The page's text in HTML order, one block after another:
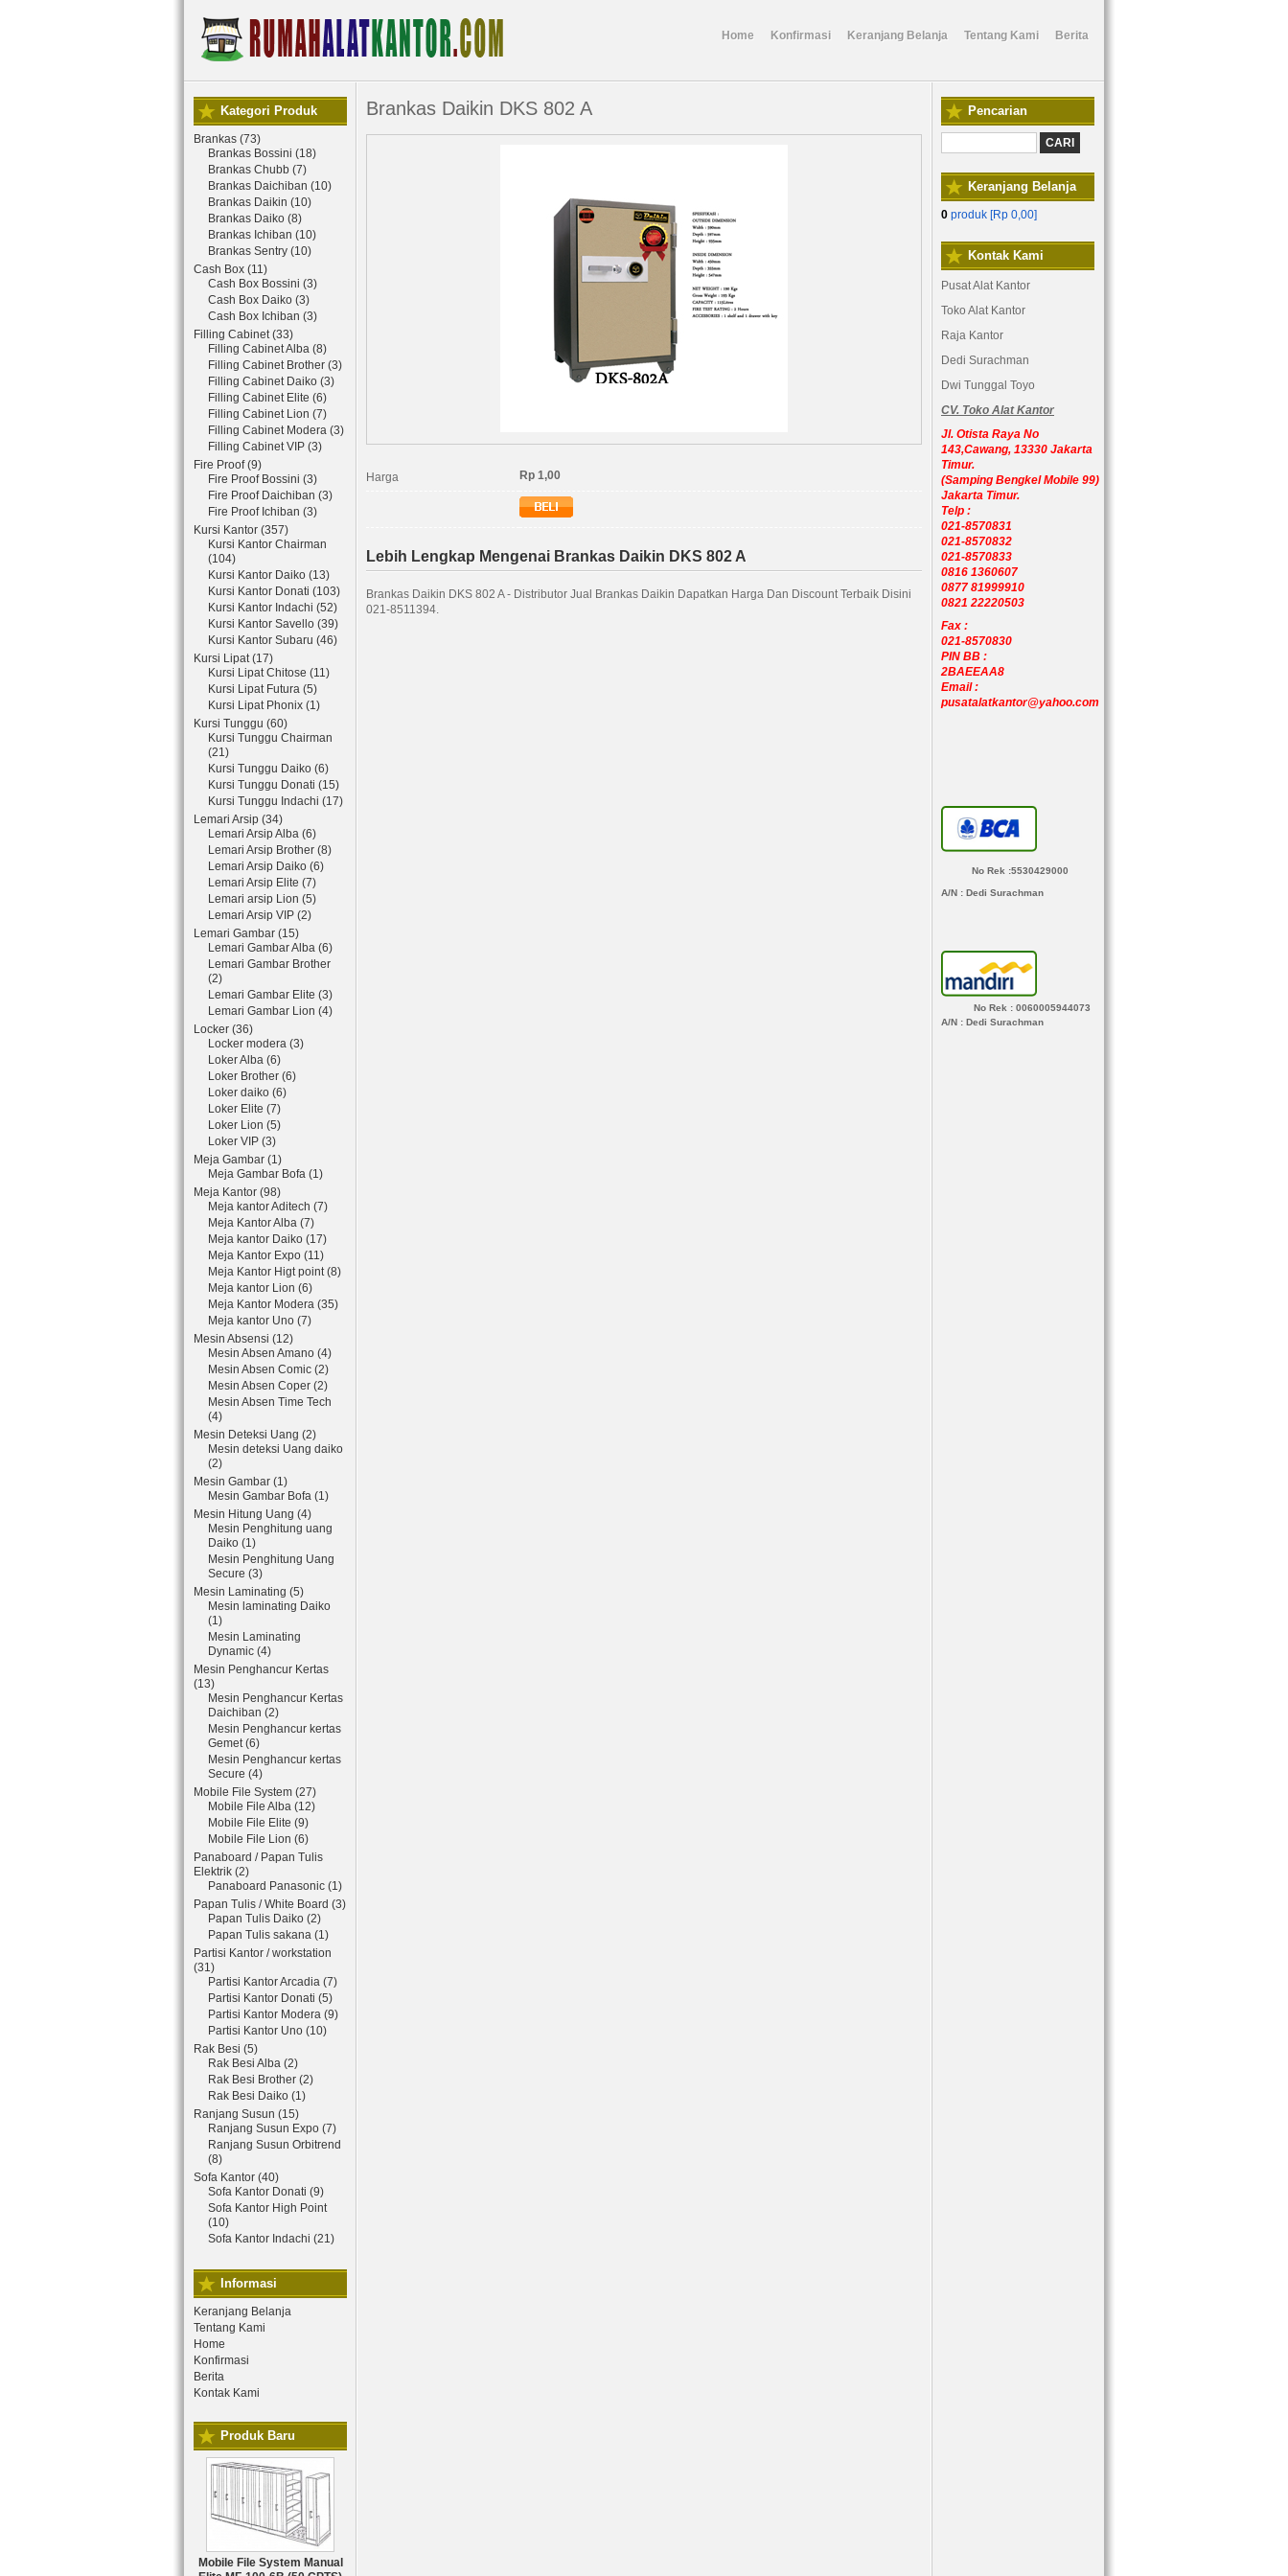
Home Konfirmasi Keranjang Belanja Tentang Kami Berita
Kategori Produk
Brankas (73)
Brankas Bossini (18)
Brankas Chubb (7)
Brankas Daichiban (10)
Brankas Daikin (10)
Brankas Daiko (8)
Brankas Ichiban (10)
Brankas Sentry (10)
Cash Box (11)
Cash Box Bossini (3)
Cash Box Daiko (3)
Cash Box Ichiban (3)
Filling Cabinet (33)
Filling Cabinet Alba (8)
Filling Cabinet Brother (3)
Filling Cabinet Daiko (3)
Filling Cabinet Elite (6)
Filling Cabinet Lion (7)
Filling Cabinet Modera (3)
Filling Cabinet VIP (3)
Fire Proof (9)
Fire Proof Bossini (3)
Fire Proof Daichiban (3)
Fire Proof Ichiban (3)
Kursi Kantor (357)
Kursi Kantor Chairman
(104)
Kursi Kantor Daiko (13)
Kursi Kantor Donati (103)
Kursi Kantor Indachi (52)
Kursi Kantor Savello (39)
Kursi Kantor Subaru (46)
Kursi Lipat (17)
Kursi Lipat Chitose (11)
Kursi Lipat Futura (5)
Kursi Lipat Phonix (1)
Kursi Tunggu (60)
Kursi Tunggu Chairman
(21)
Kursi Tunggu Daiko (6)
Kursi Tunggu Donati (15)
Kursi Tunggu Indachi (17)
Lemari Arsip (34)
Lemari Arsip Alba (6)
Lemari Arsip Brother (8)
Lemari Arsip Daiko (6)
Lemari Arsip Elite (7)
Lemari arsip Lion (5)
Lemari Arsip VIP (2)
Lemari Gambar (15)
Lemari Gambar Alba (6)
Lemari Gambar Brother
(2)
Lemari Gambar Elite (3)
Lemari Gambar Lion (4)
Locker (36)
Locker modera (3)
Loker Alba (6)
Loker Brother (6)
Loker daiko (6)
Loker Elite (7)
Loker Lion (5)
Loker VIP (3)
Meja Gambar (1)
Meja Gambar Bofa (1)
Meja Kantor (98)
Meja kantor Aditech (7)
Meja Kantor Alba (7)
Meja kantor Daiko (17)
Meja Kantor Expo (11)
Meja Kantor Higt point (8)
Meja kantor Lion (6)
Meja Kantor Modera (35)
Meja kantor Uno (7)
Mesin Absensi (12)
Mesin Absen Amano (4)
Mesin Absen Comic (2)
Mesin Absen Coper (2)
Mesin Absen Time Tech
(4)
Mesin Deteksi Uang (2)
Mesin deteksi Uang daiko
(2)
Mesin Gambar (1)
Mesin Gambar Bofa (1)
Mesin Hitung Uang (4)
Mesin Penghitung uang
Daiko (1)
Mesin Penghitung Uang
Secure (3)
Mesin Laminating (5)
Mesin laminating Daiko
(1)
Mesin Laminating
Dynamic (4)
Mesin Penghancur Kertas
(13)
Mesin Penghancur Kertas
Daichiban (2)
Mesin Penghancur kertas
Gemet (6)
Mesin Penghancur kertas
Secure (4)
Mobile File System (27)
Mobile File Alba (12)
Mobile File Elite (9)
Mobile File Lion (6)
Panaboard / Papan Tulis
Elektrik (2)
Panaboard Panasonic (1)
Papan Tulis / White Board (3)
Papan Tulis Daiko (2)
Papan Tulis sakana (1)
Partisi Kantor / workstation
(31)
Partisi Kantor Arcadia (7)
Partisi Kantor Donati (5)
Partisi Kantor Modera (9)
Partisi Kantor Uno (10)
Rak Besi (5)
Rak Besi Alba (2)
Rak Besi Brother (2)
Rak Besi Daiko (1)
Ranjang Susun (15)
Ranjang Susun Expo (7)
Ranjang Susun Orbitrend
(8)
Sofa Kantor (40)
Sofa Kantor Donati (9)
Sofa Kantor High Point
(10)
Sofa Kantor Indachi (21)
Informasi
Keranjang Belanja
Tentang Kami
Home
Konfirmasi
Berita
Kontak Kami
Produk Baru
Mobile File System Manual
Brankas Daikin DKS 802 A
Harga Rp 1,00
Lebih Lengkap Mengenai Brankas Daikin DKS 802 A
Brankas Daikin DKS 802 A - Distributor Jual Brankas Daikin Dapatkan Harga Dan Discount Terbaik Disini
021-8511394.
Pencarian
Keranjang Belanja
0 produk [Rp 0,00]
Kontak Kami
Pusat Alat Kantor
Toko Alat Kantor
Raja Kantor
Dedi Surachman
Dwi Tunggal Toyo
CV. Toko Alat Kantor
Jl. Otista Raya No
143,Cawang, 13330 Jakarta
Timur.
(Samping Bengkel Mobile 99)
Jakarta Timur.
Telp :
021-8570831
021-8570832
021-8570833
0816 1360607
0877 81999910
0821 22220503
Fax :
021-8570830
PIN BB :
2BAEEAA8
Email :
pusatalatkantor@yahoo.com
No Rek :5530429000
A/N : Dedi Surachman
No Rek : 0060005944073
A/N : Dedi Surachman